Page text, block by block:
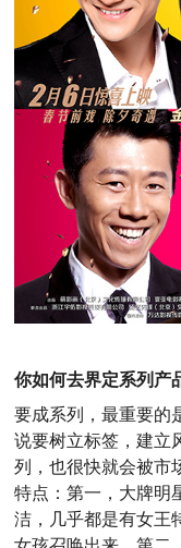
你如何去界定系列产
要成系列，最重要的
说要树立标签，建立
列，也很快就会被市
特点：第一，大牌明
洁，几乎都是有女王